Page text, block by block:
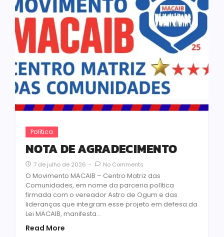
Política
NOTA DE AGRADECIMENTO
7 de julho de 2026 - No Comments
O Movimento MACAIB – Centro Matriz das
Comunidades, em nome da parceria política
firmada com o vereador Astro de Ogum e das
lideranças que integram esse projeto em defesa da
Lei MACAIB, manifesta...
Read More